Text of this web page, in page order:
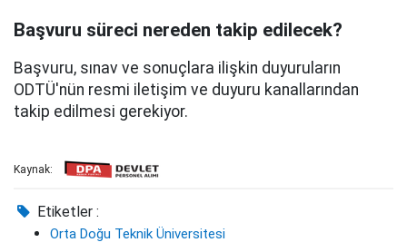
Başvuru süreci nereden takip edilecek?
Başvuru, sınav ve sonuçlara ilişkin duyuruların
ODTÜ'nün resmi iletişim ve duyuru kanallarından
takip edilmesi gerekiyor.
Kaynak:
Etiketler :
Orta Doğu Teknik Üniversitesi